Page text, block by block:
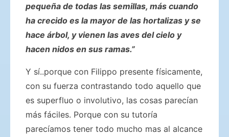
pequeña de todas las semillas, más cuando
ha crecido es la mayor de las hortalizas y se
hace árbol, y vienen las aves del cielo y
hacen nidos en sus ramas.”
Y sí..porque con Filippo presente físicamente,
con su fuerza contrastando todo aquello que
es superfluo o involutivo, las cosas parecían
más fáciles. Porque con su tutoría
parecíamos tener todo mucho mas al alcance